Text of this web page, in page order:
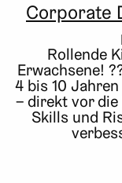
Corporate
Rollende
Erwachsene!
4 bis 10
– direkt vor die
Skills und